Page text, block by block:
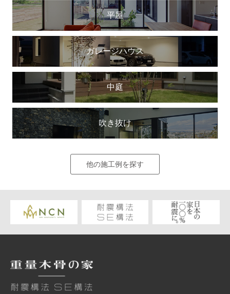
平屋
ガレージハウス
中庭
吹き抜け
他の施工例を探す